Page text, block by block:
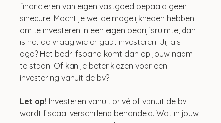
financieren van eigen vastgoed bepaald geen
sinecure. Mocht je wel de mogelijkheden hebben
om te investeren in een eigen bedrijfsruimte, dan
is het de vraag wie er gaat investeren. Jij als
dga? Het bedrijfspand komt dan op jouw naam
te staan. Of kan je beter kiezen voor een
investering vanuit de bv?
Let op! Investeren vanuit privé of vanuit de bv
wordt fiscaal verschillend behandeld. Wat in jouw